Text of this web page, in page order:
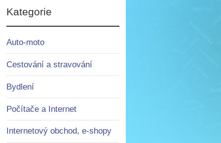
Kategorie
Auto-moto
Cestování a stravování
Bydlení
Počítače a Internet
Internetový obchod, e-shopy